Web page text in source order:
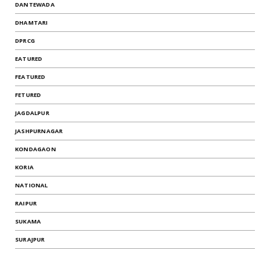
DANTEWADA
DHAMTARI
DPRCG
EATURED
FEATURED
FETURED
JAGDALPUR
JASHPURNAGAR
KONDAGAON
KORIA
NATIONAL
RAIPUR
SUKAMA
SURAJPUR